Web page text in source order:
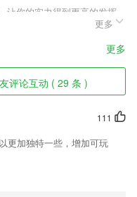
你的实力得到更高的发挥，
更多新奇的历练比拼等待你的
等待你的游玩，让自己逐渐
手指即可预约到，预约快捷；
实用的工具很多，推广的素材
角色扮演类游戏，分分钟爆
玩家一键火力全开，在数百种
剧情也是必不可少，感兴趣的
更多
更多
评论互动 ( 29 条 )
111
更加独特一些，增加可玩